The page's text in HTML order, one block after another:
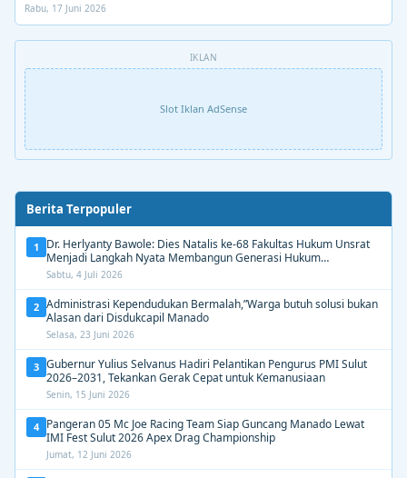
Rabu, 17 Juni 2026
IKLAN
Slot Iklan AdSense
Berita Terpopuler
1
Dr. Herlyanty Bawole: Dies Natalis ke-68 Fakultas Hukum Unsrat
Menjadi Langkah Nyata Membangun Generasi Hukum
Berdampak
Sabtu, 4 Juli 2026
2 Administrasi Kependudukan Bermalah,”Warga butuh solusi bukan
Alasan dari Disdukcapil Manado
Selasa, 23 Juni 2026
3 Gubernur Yulius Selvanus Hadiri Pelantikan Pengurus PMI Sulut
2026–2031, Tekankan Gerak Cepat untuk Kemanusiaan
Senin, 15 Juni 2026
4 Pangeran 05 Mc Joe Racing Team Siap Guncang Manado Lewat
IMI Fest Sulut 2026 Apex Drag Championship
Jumat, 12 Juni 2026